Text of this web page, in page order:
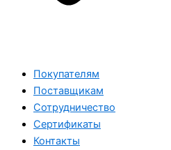
Покупателям
Поставщикам
Сотрудничество
Сертификаты
Контакты